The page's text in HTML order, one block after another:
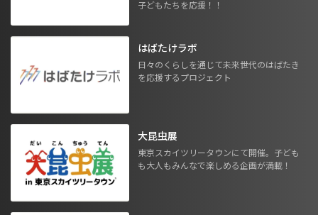
子どもたちを応援！！
はばたけラボ
日々のくらしを通じて未来世代のはばたき
を応援するプロジェクト
大昆虫展
東京スカイツリータウンにて開催。子ども
も大人もみんなで楽しめる企画が満載！